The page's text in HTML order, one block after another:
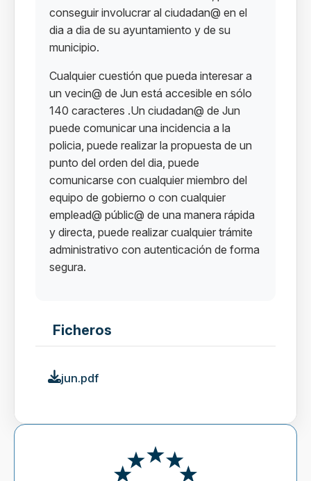
conseguir involucrar al ciudadan@ en el
dia a dia de su ayuntamiento y de su
municipio.
Cualquier cuestión que pueda interesar a
un vecin@ de Jun está accesible en sólo
140 caracteres .Un ciudadan@ de Jun
puede comunicar una incidencia a la
policia, puede realizar la propuesta de un
punto del orden del dia, puede
comunicarse con cualquier miembro del
equipo de gobierno o con cualquier
emplead@ públic@ de una manera rápida
y directa, puede realizar cualquier trámite
administrativo con autenticación de forma
segura.
Ficheros
jun.pdf